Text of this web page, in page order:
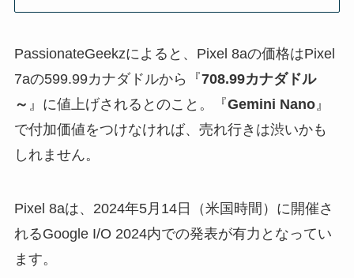
PassionateGeekzによると、Pixel 8aの価格はPixel
7aの599.99カナダドルから『708.99カナダドル
～ 』に値上げされるとのこと。『Gemini Nano』
で付加価値をつけなければ、売れ行きは渋いかも
しれません。
Pixel 8aは、2024年5月14日（米国時間）に開催さ
れるGoogle I/O 2024内での発表が有力となってい
ます。